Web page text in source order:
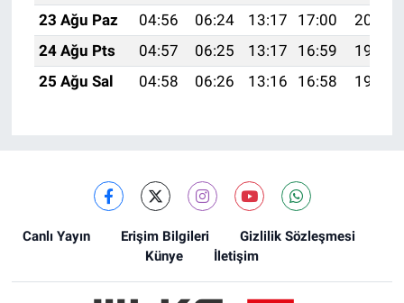
23 Ağu Paz
04:56 06:24 13:17 17:00
20:00
24 Ağu Pts
04:57 06:25 13:17 16:59
19:59
25 Ağu Sal
04:58 06:26 13:16 16:58 19:57
Canlı Yayın Erişim Bilgileri
Gizlilik Sözleşmesi
Künye
İletişim